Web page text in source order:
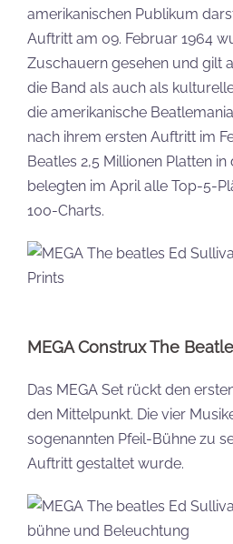
amerikanischen Publikum
Auftritt am 09. Februar 1964
Zuschauern gesehen und gilt
die Band als auch als
die amerikanische
nach ihrem ersten Auftritt im
Beatles 2,5 Millionen Platten in
belegten im April alle Top-5-
100-Charts.
MEGA Construx The
Das MEGA Set rückt den
den Mittelpunkt. Die vier
sogenannten Pfeil-Bühne zu
Auftritt gestaltet wurde.